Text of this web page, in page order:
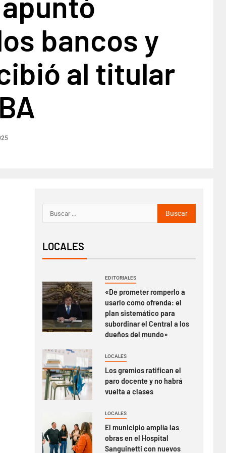
bancos y
al titular
LOCALES
EDITORIALES
«De prometer romperlo a
usarlo como ofrenda: el
plan sistemático para
subordinar el Central a los
dueños del mundo»
LOCALES
Los gremios ratifican el
paro docente y no habrá
vuelta a clases
LOCALES
El municipio amplía las
obras en el Hospital
Sanguinetti con nuevos